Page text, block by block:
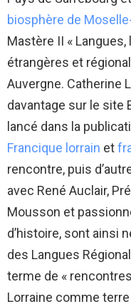
biosphère de
Mastère II «
étrangères et
Auvergne. Catherine
davantage sur le site
lancé dans la
Francique lorrain et
rencontre, puis
avec René Auclair,
Mousson et
d’histoire, sont ainsi
des Langues
terme de «
Lorraine comme